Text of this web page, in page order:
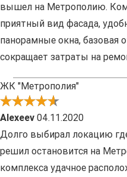
вышел на Метрополию.
приятный вид фасада,
панорамные окна, базовая
сокращает затраты на
ЖК "Метрополия"
Alexeev 04.11.2020
Долго выбирал локацию
решил остановится на
комплекса удачное